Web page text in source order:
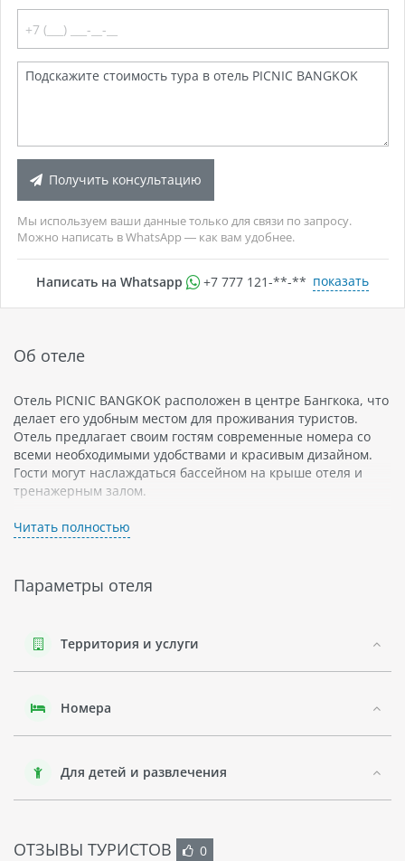
Получить консультацию
Мы используем ваши данные только для связи по запросу.
Можно написать в WhatsApp — как вам удобнее.
Написать на Whatsapp +7 777 121-**-** показать
Об отеле
Отель PICNIC BANGKOK расположен в центре Бангкока, что
делает его удобным местом для проживания туристов.
Отель предлагает своим гостям современные номера со
всеми необходимыми удобствами и красивым дизайном.
Гости могут наслаждаться бассейном на крыше отеля и
тренажерным залом.
Регион, где расположен отель, является одним из самых
популярных туристических направлений в Таиланде.
ресторанов, баров и ночных клубов. В городе можно
Сиамского сквера (Siam Square) или Чайна-таун
Читать полностью
Параметры отеля
Территория и услуги
Номера
Для детей и развлечения
ОТЗЫВЫ ТУРИСТОВ 0